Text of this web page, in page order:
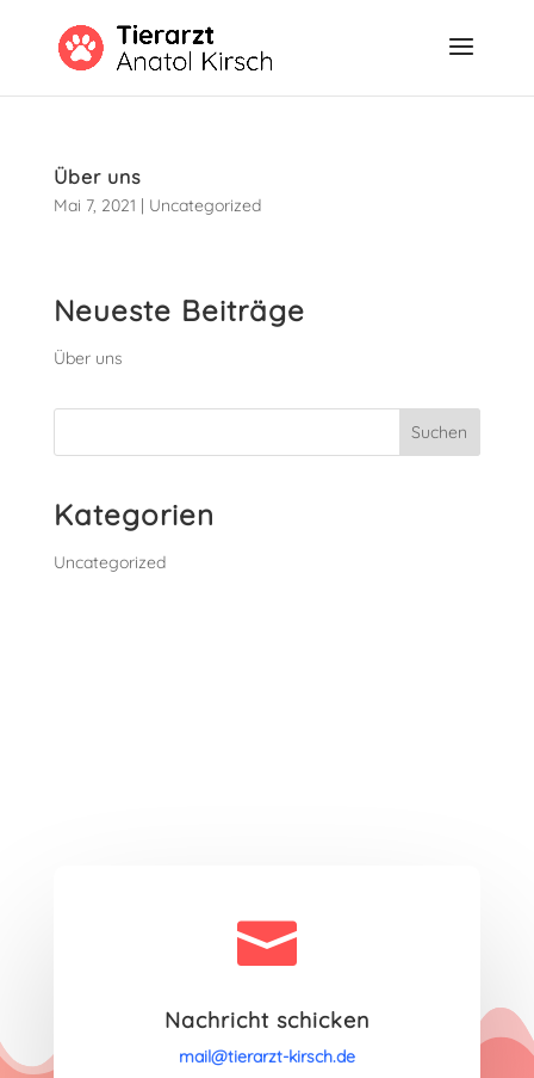
Über uns
Mai 7, 2021 | Uncategorized
Neueste Beiträge
Über uns
Kategorien
Uncategorized

Nachricht schicken
mail@tierarzt-kirsch.de